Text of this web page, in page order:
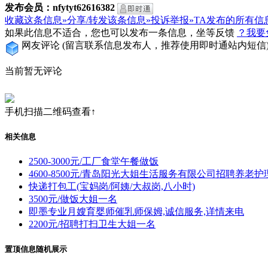
发布会员：nfytyt62616382
收藏这条信息»分享/转发该条信息»投诉举报»TA发布的所有信
如果此信息不适合，您也可以发布一条信息，坐等反馈 ？我
网友评论 (留言联系信息发布人，推荐使用即时通站内短信
当前暂无评论
手机扫描二维码查看↑
相关信息
2500-3000元/工厂食堂午餐做饭
4600-8500元/青岛阳光大姐生活服务有限公司招聘养老护
快递打包工(宝妈岗/阿姨/大叔岗,八小时)
3500元/做饭大姐一名
即墨专业月嫂育婴师催乳师保姆,诚信服务,详情来电
2200元/招聘打扫卫生大姐一名
置顶信息随机展示